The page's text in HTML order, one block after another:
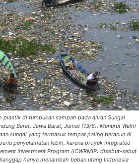
plastik di tumpukan sampah pada aliran Sungai
Barat, Jawa Barat, Jumat (13/6). Menurut Walhi
sungai yang termasuk tempat paling beracun di
penyelamatan lebih, karena proyek Integrated
Investment Program (ICWRMIP) disebut-sebut
hanya menambah beban utang Indonesia